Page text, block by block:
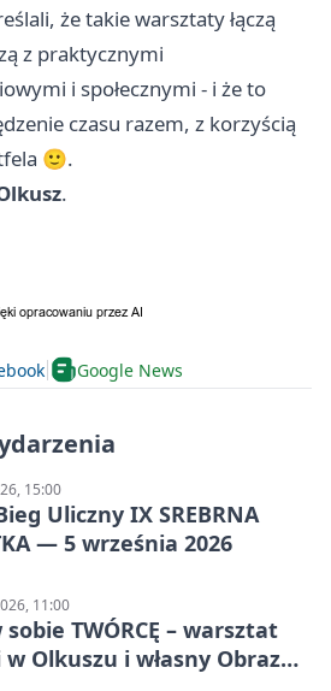
że takie warsztaty łączą
z praktycznymi
i społecznymi - i że to
czasu razem, z korzyścią
🙂.
.
Google News
15:00
Uliczny IX SREBRNA
— 5 września 2026
11:00
TWÓRCĘ – warsztat
Olkuszu i własny Obraz